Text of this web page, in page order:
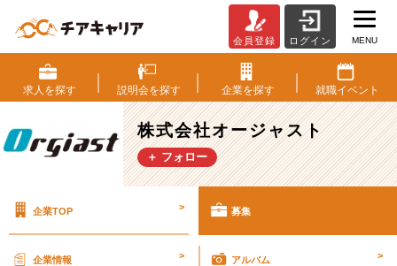
式
会
社
オ
ー
ジ
の
会員登録 ログイン MENU
求人を探す 説明会を探す 企業を探す 就職イベント
株式会社オージャスト
＋ フォロー
企業TOP > 募集
企業情報 > アルバム >